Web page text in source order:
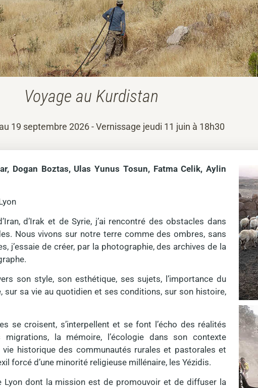
Voyage au Kurdistan
19 septembre 2026 - Vernissage jeudi 11 juin à 18h30
Dogan Boztas, Ulas Yunus Tosun, Fatma Celik, Aylin
d’Irak et de Syrie, j’ai rencontré des obstacles dans
Nous vivons sur notre terre comme des ombres, sans
j’essaie de créer, par la photographie, des archives de la
son style, son esthétique, ses sujets, l’importance du
sur sa vie au quotidien et ses conditions, sur son histoire,
se croisent, s’interpellent et se font l’écho des réalités
la mémoire, l’écologie dans son contexte
historique des communautés rurales et pastorales et
forcé d’une minorité religieuse millénaire, les Yézidis.
Lyon dont la mission est de promouvoir et de diffuser la